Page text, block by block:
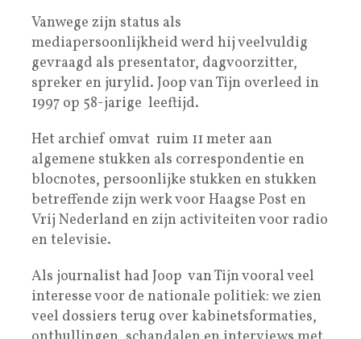
Vanwege zijn status als
mediapersoonlijkheid werd hij veelvuldig
gevraagd als presentator, dagvoorzitter,
spreker en jurylid. Joop van Tijn overleed in
1997 op 58-jarige leeftijd.
Het archief omvat ruim 11 meter aan
algemene stukken als correspondentie en
blocnotes, persoonlijke stukken en stukken
betreffende zijn werk voor Haagse Post en
Vrij Nederland en zijn activiteiten voor radio
en televisie.
Als journalist had Joop van Tijn vooral veel
interesse voor de nationale politiek: we zien
veel dossiers terug over kabinetsformaties,